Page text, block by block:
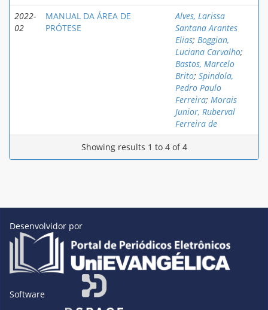
2022-
02
MANUAL DA ÁREA DE
PRÓTESE
Alves, Larissa
Santana Arantes
Elias; Boggian,
Luciana Carvalho;
Bastos, Marcelo
Brito; Spindola,
Pedro Paulo
Ferreira; Morais
Junior, Ruberval
Ferreira de
Showing results 1 to 4 of 4
Desenvolvidor por
Software